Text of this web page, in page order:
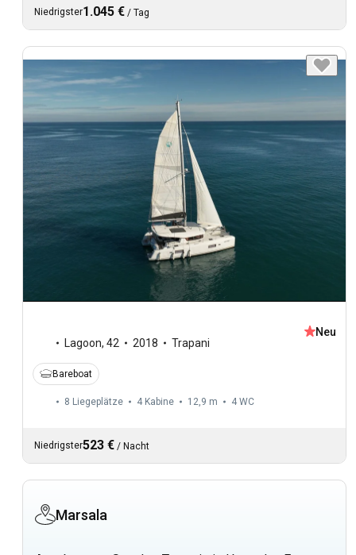
Niedrigster1.045 € / Tag
Lagoon, 42 2018 Trapani
Neu
Bareboat
8 Liegeplätze 4 Kabine 12,9 m 4 WC
Niedrigster523 € / Nacht
Marsala